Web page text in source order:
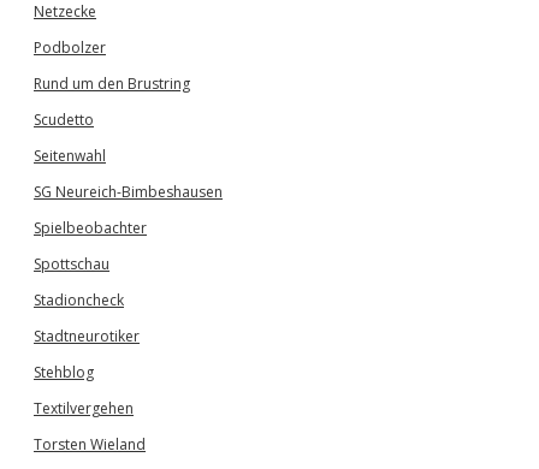
Netzecke
Podbolzer
Rund um den Brustring
Scudetto
Seitenwahl
SG Neureich-Bimbeshausen
Spielbeobachter
Spottschau
Stadioncheck
Stadtneurotiker
Stehblog
Textilvergehen
Torsten Wieland